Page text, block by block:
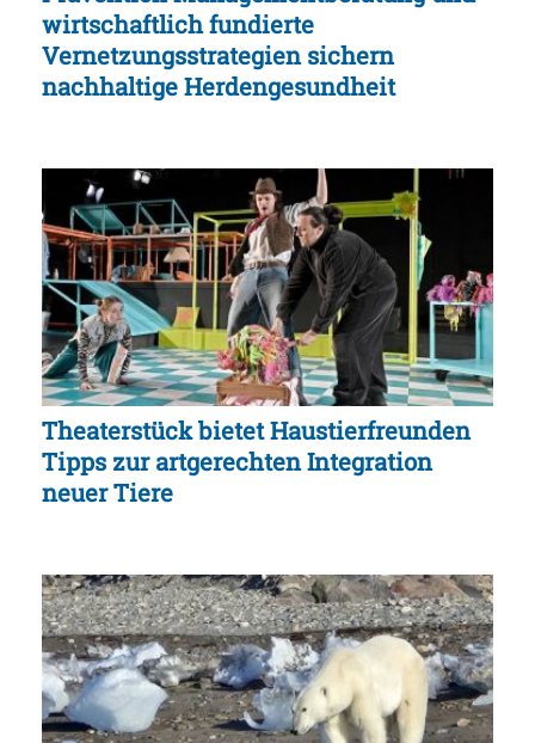
wirtschaftlich fundierte
Vernetzungsstrategien sichern
nachhaltige Herdengesundheit
Theaterstück bietet Haustierfreunden
Tipps zur artgerechten Integration
neuer Tiere